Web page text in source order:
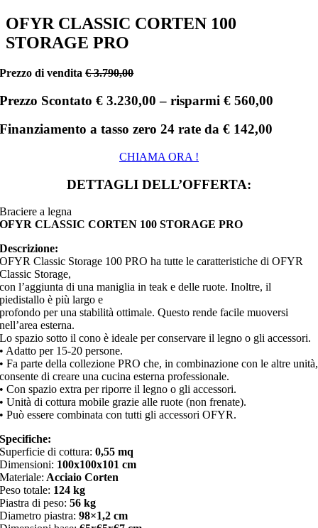
OFYR CLASSIC CORTEN 100
STORAGE PRO
Prezzo di vendita€ 3.790,00
Prezzo Scontato € 3.230,00 –risparmi € 560,00
Finanziamento a tasso zero 24 rate da€ 142,00
CHIAMA ORA !
DETTAGLI DELL’OFFERTA:
Braciere a legna
OFYR CLASSIC CORTEN 100 STORAGE PRO
Descrizione:
OFYR Classic Storage 100 PRO ha tutte le caratteristiche di OFYR
Classic Storage,
con l’aggiunta di una maniglia in teak e delle ruote. Inoltre, il
piedistallo è più largo e
profondo per una stabilità ottimale. Questo rende facile muoversi
nell’area esterna.
Lo spazio sotto il cono è ideale per conservare il legno o gli accessori.
• Adatto per 15-20 persone.
• Fa parte della collezione PRO che, in combinazione con le altre unità,
consente di creare una cucina esterna professionale.
• Con spazio extra per riporre il legno o gli accessori.
• Unità di cottura mobile grazie alle ruote (non frenate).
• Può essere combinata con tutti gli accessori OFYR.
Specifiche:
Superficie di cottura: 0,55 mq
Dimensioni: 100x100x101 cm
Materiale: Acciaio Corten
Peso totale: 124 kg
Piastra di peso: 56 kg
Diametro piastra: 98×1,2 cm